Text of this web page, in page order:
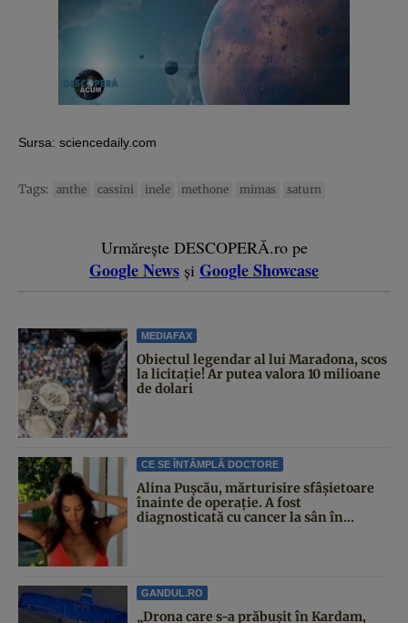
Sursa: sciencedaily.com
Tags: anthe cassini inele methone mimas saturn
Urmărește DESCOPERĂ.ro pe
Google News și Google Showcase
MEDIAFAX
Obiectul legendar al lui Maradona, scos
la licitație! Ar putea valora 10 milioane
de dolari
CE SE ÎNTÂMPLĂ DOCTORE
Alina Pușcău, mărturisire sfâșietoare
înainte de operație. A fost
diagnosticată cu cancer la sân în...
GANDUL.RO
„Drona care s-a prăbușit în Kardam,